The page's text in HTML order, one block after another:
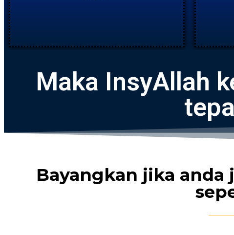
Maka InsyAllah
Bayangkan jika